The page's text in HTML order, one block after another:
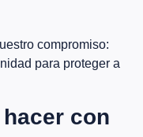
compromiso:
para proteger a
con